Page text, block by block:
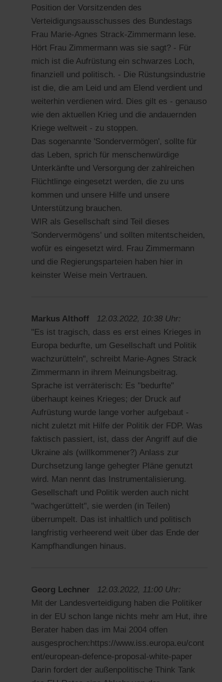
Position der Vorsitzenden des
Verteidigungsausschusses des Bundestags
Frau Marie-Agnes Strack-Zimmermann lese.
Hört Frau Zimmermann was sie sagt? - Für
mich ist die Aufrüstung ein schwarzes Loch,
finanziell und politisch. - Die Rüstungsindustrie
ist die, die am Leid und am Elend verdient und
weiterhin verdienen wird. Dies gilt es - genauso
wie den aktuellen Krieg und die andauernden
Kriege weltweit - zu stoppen.
Das sogenannte 'Sondervermögen', sollte für
das Leben, sprich für menschenwürdige
Unterkänfte und Versorgung der zahlreichen
Flüchtlinge eingesetzt werden, die zu uns
kommen und unsere Hilfe und unsere
Unterstützung brauchen.
WIR als Gesellschaft sind Teil dieses
'Sondervermögens' und sollten mitentscheiden,
wofür es eingesetzt wird. Frau Zimmermann
und die Regierungsparteien haben hier in
keinster Weise mein Vertrauen.
Markus Althoff
12.03.2022, 10:38 Uhr:
"Es ist tragisch, dass es erst eines Krieges in
Europa bedurfte, um Gesellschaft und Politik
wachzurütteln", schreibt Marie-Agnes Strack
Zimmermann in ihrem Meinungsbeitrag.
Sprache ist verräterisch: Es "bedurfte"
überhaupt keines Krieges; der Druck auf
Aufrüstung wurde lange vorher aufgebaut -
nicht zuletzt mit Hilfe der Politik der FDP. Was
faktisch passiert, ist, dass der Angriff auf die
Ukraine als (willkommener?) Anlass zur
Durchsetzung lange gehegter Pläne genutzt
wird. Man nennt das Instrumentalisierung.
Gesellschaft und Politik werden auch nicht
"wachgerüttelt", sie werden (in Teilen)
überrumpelt. Das ist inhaltlich und politisch
langfristig verheerend weit über das Ende der
Kampfhandlungen hinaus.
Georg Lechner
12.03.2022, 11:00 Uhr:
Mit der Landesverteidigung haben die Politiker
in der EU schon lange nichts mehr am Hut, ihre
Berater haben das im Mai 2004 offen
ausgesprochen:https://www.iss.europa.eu/cont
ent/european-defence-proposal-white-paper
Darin fordert der außenpolitische Think Tank